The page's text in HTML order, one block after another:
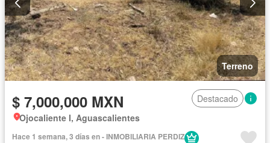
Terreno
$ 7,000,000 MXN
Destacado
Ojocaliente I, Aguascalientes
Hace 1 semana, 3 días en - INMOBILIARIA PERDIZ